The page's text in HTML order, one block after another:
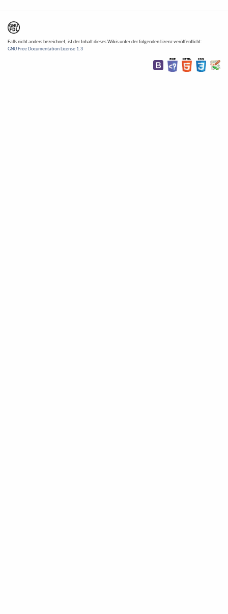
Falls nicht anders bezeichnet, ist der Inhalt dieses Wikis unter der folgenden Lizenz veröffentlicht:
GNU Free Documentation License 1.3